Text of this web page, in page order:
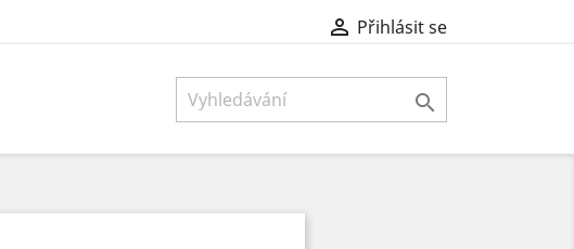
 Přihlásit se
